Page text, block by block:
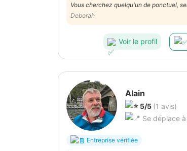
Vous cherchez quelqu'un de ponctuel,
motivé, discret mais efficace ? N'hésitez pas Kalan est
la bonne personne. Super prestation !
Deborah
Voir le profil
Alain
5/5 (1 avis)
Se déplace
Entreprise vérifiée